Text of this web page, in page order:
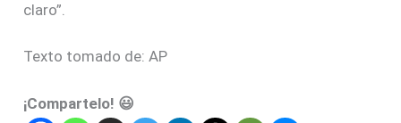
claro”.
Texto tomado de: AP
¡Compartelo! 😃